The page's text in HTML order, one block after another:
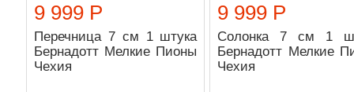
9 999 Р
Перечница 7 см 1 штука
Бернадотт Мелкие Пионы
Чехия
9 999 Р
Солонка 7 см 1
Бернадотт Мелкие
Чехия